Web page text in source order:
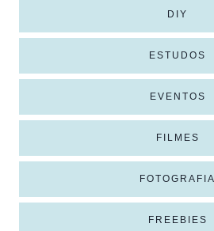
DIY
ESTUDOS
EVENTOS
FILMES
FOTOGRAFIA
FREEBIES